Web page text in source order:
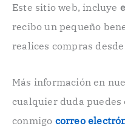
t
ó
n
o
.
Este sitio web, incluye
recibo un pequeño
realices compras
Más información en
cualquier duda
conmigo correo